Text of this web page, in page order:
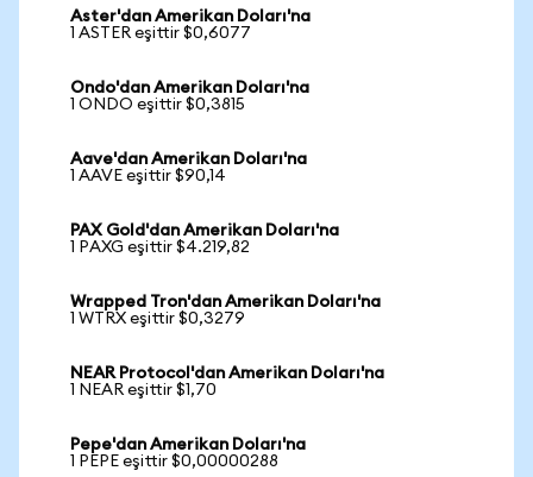
Aster'dan Amerikan Doları'na
1 ASTER eşittir $0,6077
Ondo'dan Amerikan Doları'na
1 ONDO eşittir $0,3815
Aave'dan Amerikan Doları'na
1 AAVE eşittir $90,14
PAX Gold'dan Amerikan Doları'na
1 PAXG eşittir $4.219,82
Wrapped Tron'dan Amerikan Doları'na
1 WTRX eşittir $0,3279
NEAR Protocol'dan Amerikan Doları'na
1 NEAR eşittir $1,70
Pepe'dan Amerikan Doları'na
1 PEPE eşittir $0,00000288